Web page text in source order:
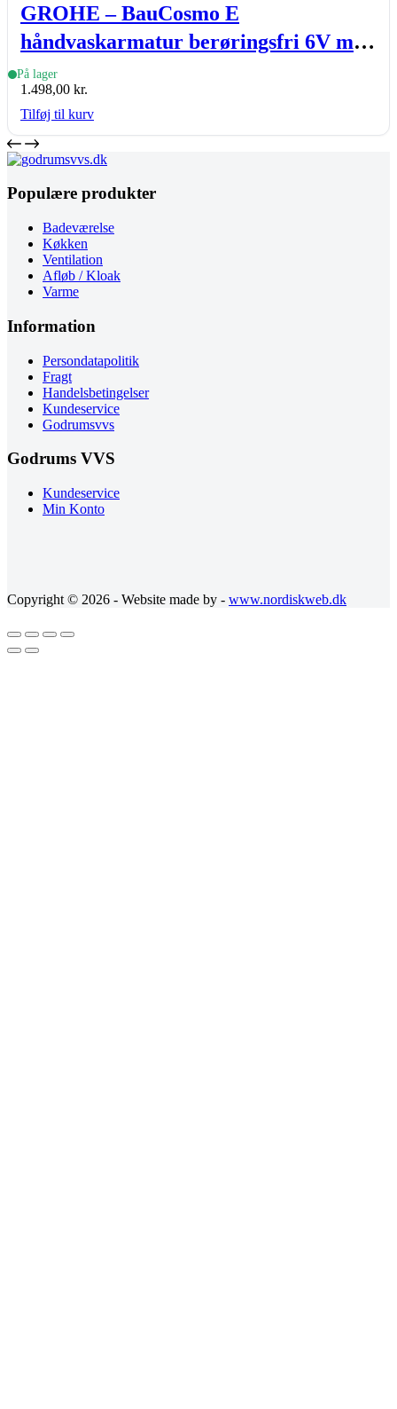
GROHE – BauCosmo E
håndvaskarmatur berøringsfri 6V med
temperaturbegrænser, krom
På lager
1.498,00 kr.
Tilføj til kurv
Populære produkter
Badeværelse
Køkken
Ventilation
Afløb / Kloak
Varme
Information
Persondatapolitik
Fragt
Handelsbetingelser
Kundeservice
Godrumsvvs
Godrums VVS
Kundeservice
Min Konto
Copyright © 2026 - Website made by - www.nordiskweb.dk